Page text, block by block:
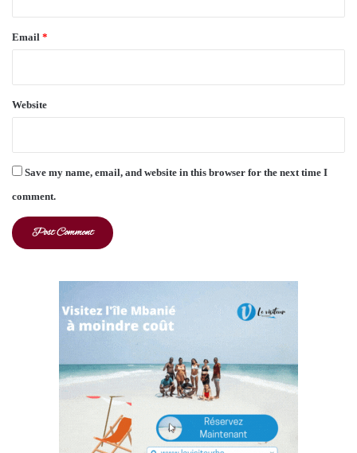
Email *
Website
Save my name, email, and website in this browser for the next time I
comment.